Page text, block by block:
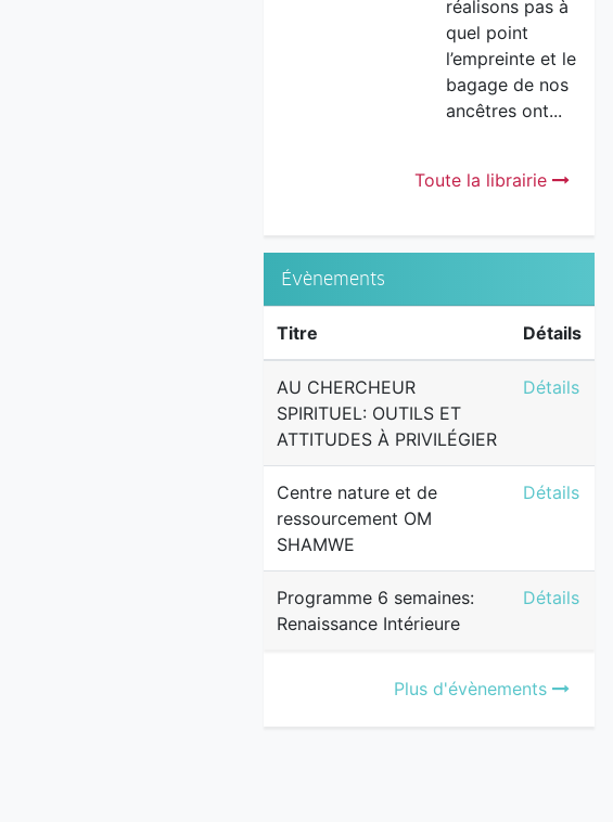
réalisons pas à
quel point
l’empreinte et le
bagage de nos
ancêtres ont...
Toute la librairie
Évènements
Titre Détails
AU CHERCHEUR
SPIRITUEL: OUTILS ET
ATTITUDES À PRIVILÉGIER
AU
Détails
Centre nature et de
ressourcement OM
SHAMWE
Centre
Détails
Programme 6 semaines:
Renaissance Intérieure
Détails
Plus d'évènements